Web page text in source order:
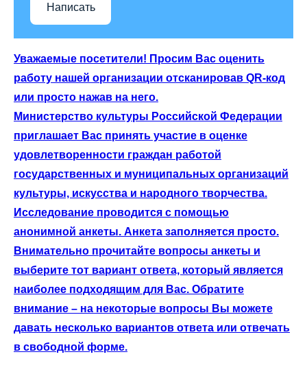
Написать
Уважаемые посетители! Просим Вас оценить
работу нашей организации отсканировав QR-код
или просто нажав на него.
Министерство культуры Российской Федерации
приглашает Вас принять участие в оценке
удовлетворенности граждан работой
государственных и муниципальных организаций
культуры, искусства и народного творчества.
Исследование проводится с помощью
анонимной анкеты. Анкета заполняется просто.
Внимательно прочитайте вопросы анкеты и
выберите тот вариант ответа, который является
наиболее подходящим для Вас. Обратите
внимание – на некоторые вопросы Вы можете
давать несколько вариантов ответа или отвечать
в свободной форме.